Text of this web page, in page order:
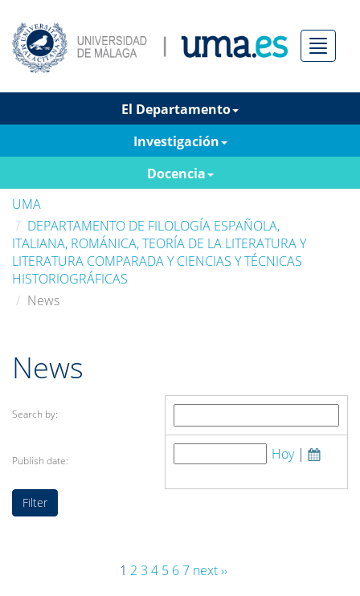
Menú
El Departamento
Investigación
Docencia
UMA
DEPARTAMENTO DE FILOLOGÍA ESPAÑOLA,
ITALIANA, ROMÁNICA, TEORÍA DE LA LITERATURA Y
LITERATURA COMPARADA Y CIENCIAS Y TÉCNICAS
HISTORIOGRÁFICAS
News
News
Search by:
Publish date: Hoy|
1 2 3 4 5 67 next ››